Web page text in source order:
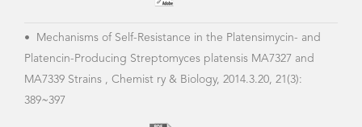
•
Mechanisms of Self-Resistance in the Platensimycin- and
Platencin-Producing Streptomyces platensis MA7327 and
MA7339 Strains , Chemist ry & Biology, 2014.3.20, 21(3):
389~397